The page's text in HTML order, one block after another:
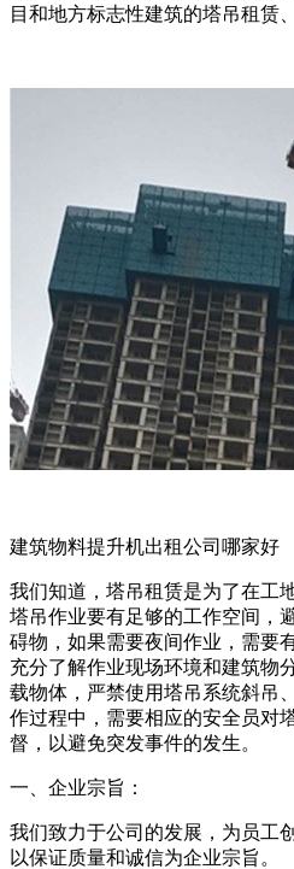
目和地方标志性建筑的塔吊租赁
建筑物料提升机出租公司哪家好
我们知道，塔吊租赁是为了在工
塔吊作业要有足够的工作空间，
碍物，如果需要夜间作业，需要
充分了解作业现场环境和建筑物
载物体，严禁使用塔吊系统斜吊
作过程中，需要相应的安全员对
督，以避免突发事件的发生。
一、企业宗旨：
我们致力于公司的发展，为员工
以保证质量和诚信为企业宗旨。